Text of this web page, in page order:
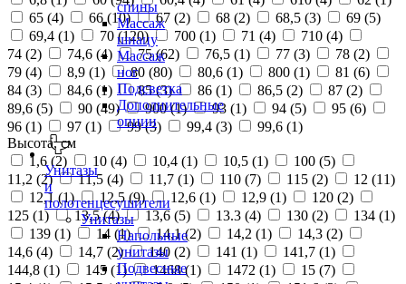
спины
Массаж
шиацу
Массаж
ног
Подсветка
Дополнительные
опции
Унитазы
и
полотенцесушители
Унитазы
Напольные
унитазы
Подвесные
65 (4) 66 (10) 67 (2) 68 (2) 68,5 (3) 69 (5)
69,4 (1) 70 (120) 700 (1) 71 (4) 710 (4)
74 (2) 74,6 (4) 75 (62) 76,5 (1) 77 (3) 78 (2)
79 (4) 8,9 (1) 80 (80) 80,6 (1) 800 (1) 81 (6)
84 (3) 84,6 (1) 85 (3) 86 (1) 86,5 (2) 87 (2)
89,6 (5) 90 (49) 900 (1) 93 (1) 94 (5) 95 (6)
96 (1) 97 (1) 99 (3) 99,4 (3) 99,6 (1)
Высота, см
1,6 (2) 10 (4) 10,4 (1) 10,5 (1) 100 (5)
11,2 (2) 11,5 (4) 11,7 (1) 110 (7) 115 (2) 12 (11)
12,1 (1) 12,5 (9) 12,6 (1) 12,9 (1) 120 (2)
125 (1) 13,5 (4) 13,6 (5) 13.3 (4) 130 (2) 134 (1)
139 (1) 14 (1) 14,1 (2) 14,2 (1) 14,3 (2)
14,6 (4) 14,7 (2) 140 (2) 141 (1) 141,7 (1)
144,8 (1) 145 (1) 1468 (1) 1472 (1) 15 (7)